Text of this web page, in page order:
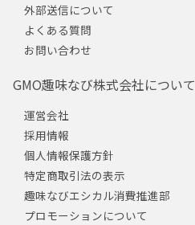
外部送信について
よくある質問
お問い合わせ
GMO趣味なび株式会社について
運営会社
採用情報
個人情報保護方針
特定商取引法の表示
趣味なびエシカル消費推進部
プロモーションについて